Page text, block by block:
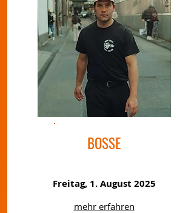
BOSSE
Freitag, 1. August 2025
mehr erfahren